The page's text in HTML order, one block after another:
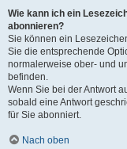
Wie kann ich ein
abonnieren?
Sie können ein
Sie die entsprechende
normalerweise ober- und
befinden.
Wenn Sie bei der Antwort
sobald eine Antwort
für Sie abonniert.
Nach oben